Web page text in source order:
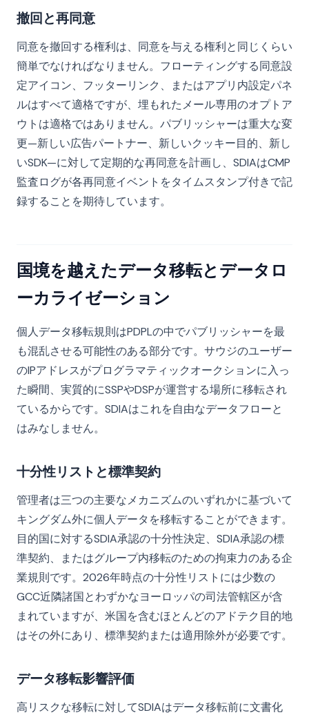
撤回と再同意
同意を撤回する権利は、同意を与える権利と同じくらい
簡単でなければなりません。フローティングする同意設
定アイコン、フッターリンク、またはアプリ内設定パネ
ルはすべて適格ですが、埋もれたメール専用のオプトア
ウトは適格ではありません。パブリッシャーは重大な変
更—新しい広告パートナー、新しいクッキー目的、新し
いSDK—に対して定期的な再同意を計画し、SDIAはCMP
監査ログが各再同意イベントをタイムスタンプ付きで記
録することを期待しています。
国境を越えたデータ移転とデータロ
ーカライゼーション
個人データ移転規則はPDPLの中でパブリッシャーを最
も混乱させる可能性のある部分です。サウジのユーザー
のIPアドレスがプログラマティックオークションに入っ
た瞬間、実質的にSSPやDSPが運営する場所に移転され
ているからです。SDIAはこれを自由なデータフローと
はみなしません。
十分性リストと標準契約
管理者は三つの主要なメカニズムのいずれかに基づいて
キングダム外に個人データを移転することができます。
目的国に対するSDIA承認の十分性決定、SDIA承認の標
準契約、またはグループ内移転のための拘束力のある企
業規則です。2026年時点の十分性リストには少数の
GCC近隣諸国とわずかなヨーロッパの司法管轄区が含
まれていますが、米国を含むほとんどのアドテク目的地
はその外にあり、標準契約または適用除外が必要です。
データ移転影響評価
高リスクな移転に対してSDIAはデータ移転前に文書化